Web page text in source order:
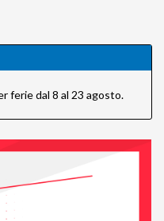
ferie dal 8 al 23 agosto.